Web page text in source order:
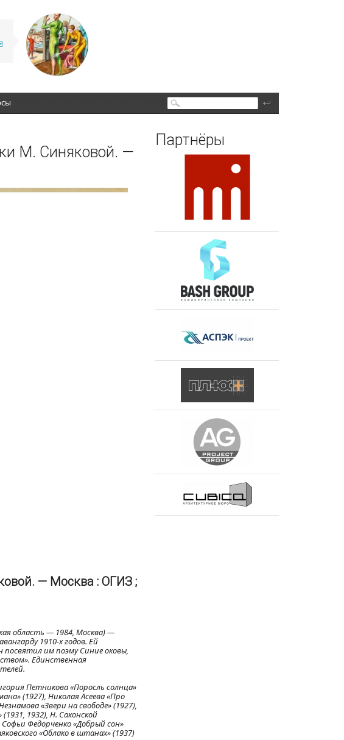
Поиск
М. Синяковой. —
— Москва : ОГИЗ ;
область — 1984, Москва) —
1910-х годов. Ей
посвятил им поэму Синие оковы,
Единственная
Петникова «Поросль солнца»
(1927), Николая Асеева «Про
«Звери на свободе» (1927),
1932), Н. Саконской
Софьи Федорченко «Добрый сон»
«Облако в штанах» (1937)
Партнёры